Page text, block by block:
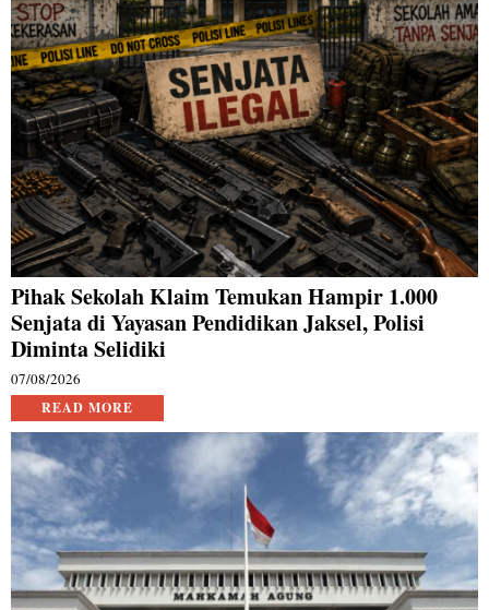
Pihak Sekolah Klaim Temukan Hampir 1.000
Senjata di Yayasan Pendidikan Jaksel, Polisi
Diminta Selidiki
07/08/2026
READ MORE